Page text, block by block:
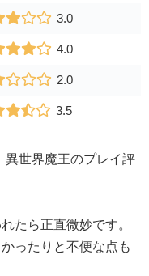
3.0
4.0
2.0
3.5
異世界魔王のプレイ評
たら正直微妙です。
ったりと不便な点も